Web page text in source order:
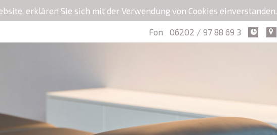
erklären Sie sich mit der Verwendung von Cookies einverstanden.
Fon 06202 / 97 88 69 3